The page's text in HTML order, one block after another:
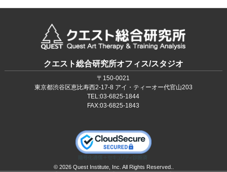
クエスト総合研究所オフィス/スタジオ
〒150‐0021
東京都渋谷区恵比寿西2-17-8 アイ・ティーオー代官山203
TEL:03-6825-1844
FAX:03-6825-1843
© 2026 Quest Institute, Inc. All Rights Reserved..